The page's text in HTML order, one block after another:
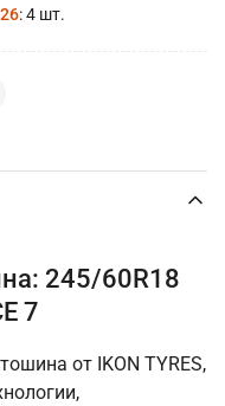
: 4 шт.
245/60R18
7
от IKON TYRES,